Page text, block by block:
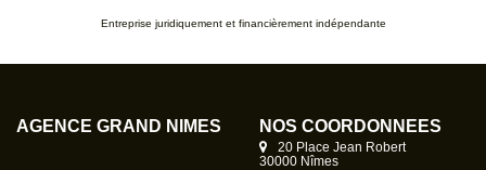
Entreprise juridiquement et financièrement indépendante
AGENCE GRAND NÎMES NOS COORDONNÉES
20 Place Jean Robert
30000 Nîmes